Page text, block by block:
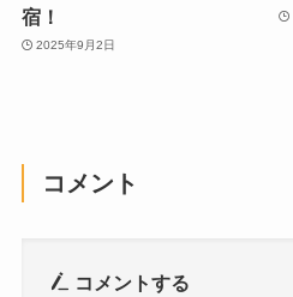
宿！
2025年9月2日
コメント
コメントする